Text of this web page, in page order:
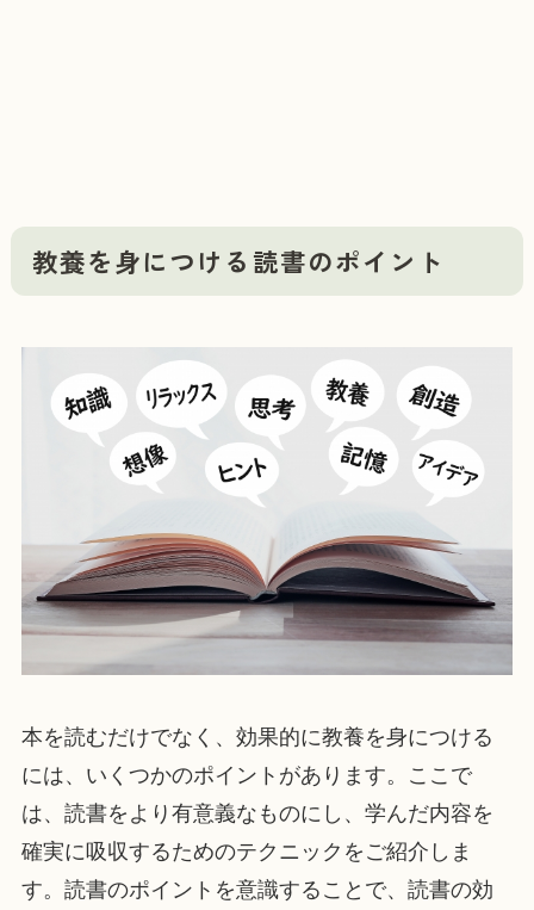
教養を身につける読書のポイント
本を読むだけでなく、効果的に教養を身につける
には、いくつかのポイントがあります。ここで
は、読書をより有意義なものにし、学んだ内容を
確実に吸収するためのテクニックをご紹介しま
す。読書のポイントを意識することで、読書の効